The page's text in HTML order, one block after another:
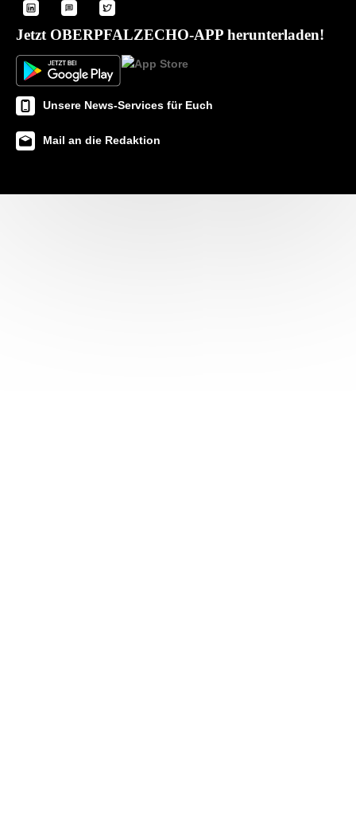
Jetzt OBERPFALZECHO-APP herunterladen!
Unsere News-Services für Euch
Mail an die Redaktion